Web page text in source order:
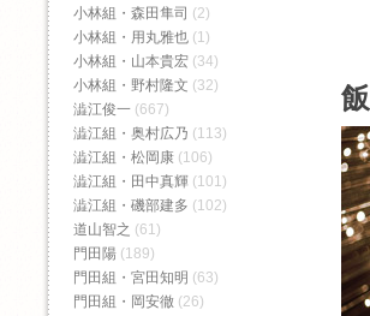
小林組・森田隼司 (2)
小林組・用丸雅也 (1)
小林組・山本貴宏 (34)
小林組・野村隆文 (32)
澁江俊一 (667)
澁江組・奥村広乃 (113)
澁江組・松岡康 (106)
澁江組・田中真輝 (101)
澁江組・磯部建多 (102)
道山智之 (61)
門田陽 (189)
門田組・宮田知明 (63)
門田組・岡安徹 (26)